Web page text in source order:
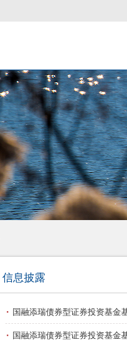
信息披露
· 国融添瑞债券型证券投资基金
· 国融添瑞债券型证券投资基金